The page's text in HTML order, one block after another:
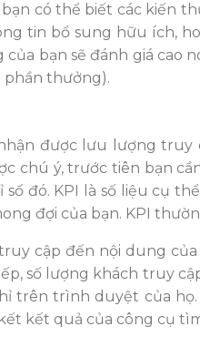
có thể biết các kiến
tin bổ sung hữu ích,
của bạn sẽ đánh giá cao
phần thưởng).
n được lưu lượng truy
chú ý, trước tiên bạn
số đó. KPI là số liệu cụ
đợi của bạn. KPI thư
cập đến nội dung
sốlượng khách truy cậ
trên trình duyệt của họ.
kết quả của công cụ